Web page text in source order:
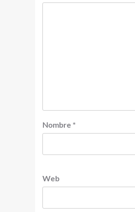
Nombre *
Web